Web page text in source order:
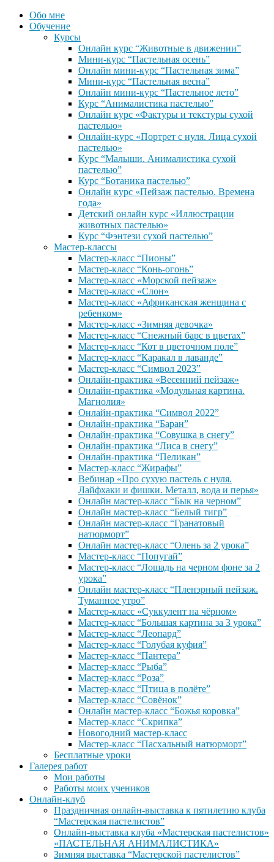
Обо мне
Обучение
Курсы
Онлайн курс “Животные в движении”
Мини-курс “Пастельная осень”
Онлайн мини-курс “Пастельная зима”
Мини-курс “Пастельная весна”
Онлайн мини-курс “Пастельное лето”
Курс “Анималистика пастелью”
Онлайн курс «Фактуры и текстуры сухой
пастелью»
Онлайн-курс «Портрет с нуля. Лица сухой
пастелью»
Курс “Малыши. Анималистика сухой
пастелью”
Курс “Ботаника пастелью”
Онлайн курс «Пейзаж пастелью. Времена
года»
Детский онлайн курс «Иллюстрации
животных пастелью»
Курс “Фэнтези сухой пастелью”
Мастер-классы
Мастер-класс “Пионы”
Мастер-класс “Конь-огонь”
Мастер-класс «Морской пейзаж»
Мастер-класс «Слон»
Мастер-класс «Африканская женщина с
ребенком»
Мастер-класс «Зимняя девочка»
Мастер-класс “Снежный барс в цветах”
Мастер-класс “Кот в цветочном поле”
Мастер-класс “Каракал в лаванде”
Мастер-класс “Символ 2023”
Онлайн-практика «Весенний пейзаж»
Онлайн-практика «Модульная картина.
Магнолия»
Онлайн-практика “Символ 2022”
Онлайн-практика “Баран”
Онлайн-практика “Совушка в снегу”
Онлайн-практика “Лиса в снегу”
Онлайн-практика “Пеликан”
Мастер-класс “Жирафы”
Вебинар «Про сухую пастель с нуля.
Лайфхаки и фишки. Металл, вода и перья»
Онлайн мастер-класс “Бык на черном”
Онлайн мастер-класс “Белый тигр”
Онлайн мастер-класс “Гранатовый
натюрморт”
Онлайн мастер-класс “Олень за 2 урока”
Мастер-класс “Попугай”
Мастер-класс “Лошадь на черном фоне за 2
урока”
Онлайн мастер-класс “Пленэрный пейзаж.
Туманное утро”
Мастер-класс «Суккулент на чёрном»
Мастер-класс “Большая картина за 3 урока”
Мастер-класс “Леопард”
Мастер-класс “Голубая куфия”
Мастер-класс “Пантера”
Мастер-класс “Рыба”
Мастер-класс “Роза”
Мастер-класс “Птица в полёте”
Мастер-класс “Совёнок”
Онлайн мастер-класс “Божья коровка”
Мастер-класс “Скрипка”
Новогодний мастер-класс
Мастер-класс “Пасхальный натюрморт”
Бесплатные уроки
Галерея работ
Мои работы
Работы моих учеников
Онлайн-клуб
Праздничная онлайн-выставка к пятилетию клуба
“Мастерская пастелистов”
Онлайн-выставка клуба «Мастерская пастелистов»
«ПАСТЕЛЬНАЯ АНИМАЛИСТИКА»
Зимняя выставка “Мастерской пастелистов”